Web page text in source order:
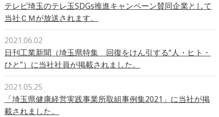
テレビ埼玉のテレ玉SDGs推進キャンペーン賛同企業として
当社ＣＭが放送されます。
2021.06.02
日刊工業新聞（埼玉県特集 回復をけん引する“人・ヒト・
ひと”）に当社社員が掲載されました。
2021.05.25
「埼玉県健康経営実践事業所取組事例集2021」に当社が掲
載されました。